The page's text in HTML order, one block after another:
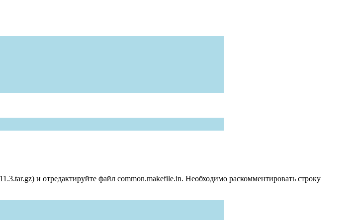
и отредактируйте файл common.makefile.in. Необходимо раскомментировать строку